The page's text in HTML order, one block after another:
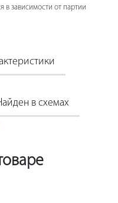
в зависимости от партии
в схемах